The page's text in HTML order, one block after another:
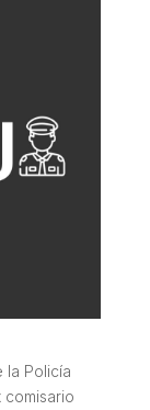
la Policía